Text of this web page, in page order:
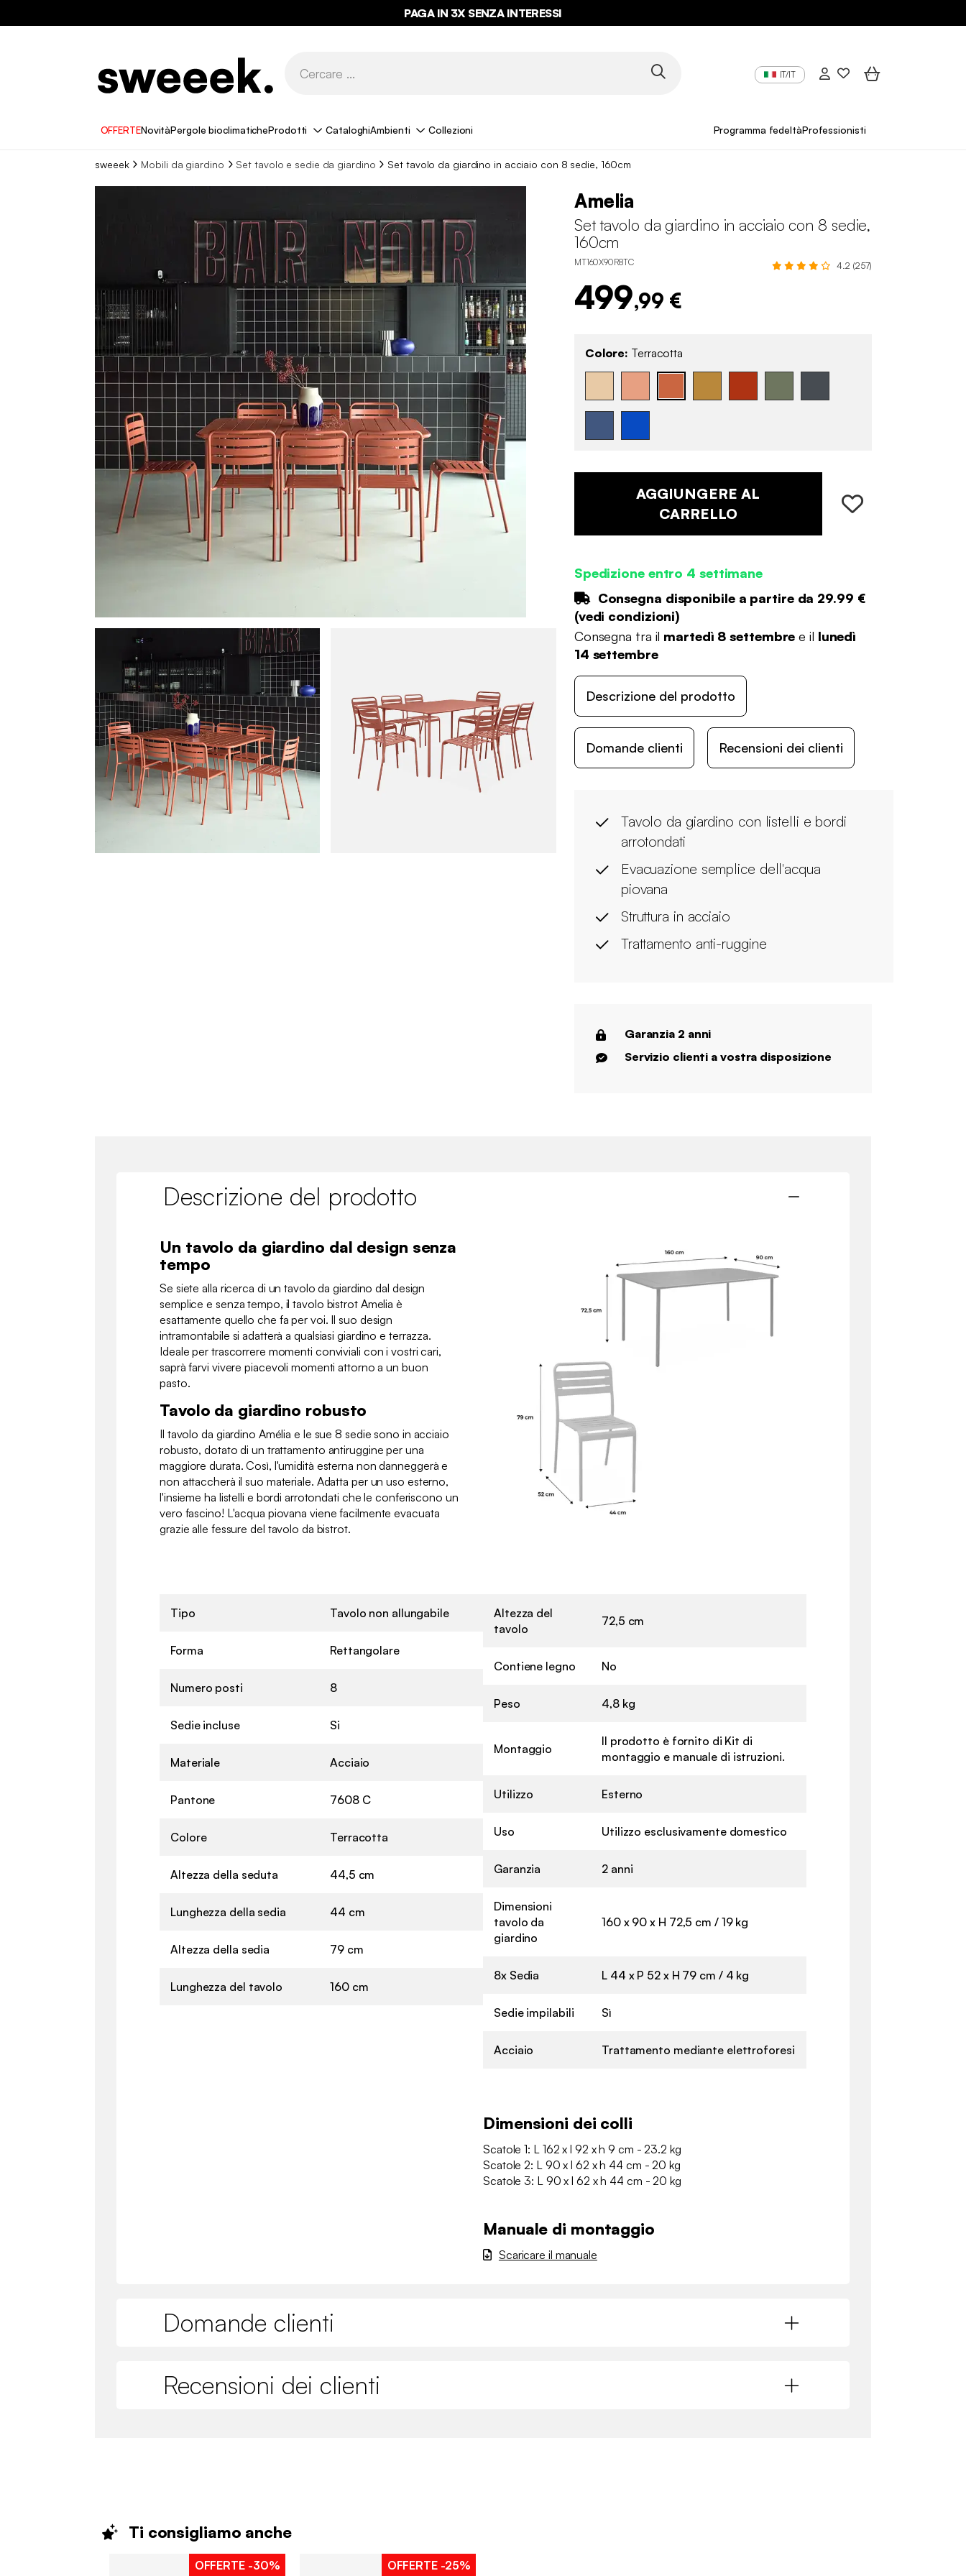
PAGA IN 3X SENZA INTERESSI
IT/IT
OFFERTENovitàPergole bioclimaticheProdotti CataloghiAmbienti Collezioni Programma fedeltàProfessionisti
sweeek Mobili da giardino Set tavolo e sedie da giardino Set tavolo da giardino in acciaio con 8 sedie, 160cm
Amelia
Set tavolo da giardino in acciaio con 8 sedie,
160cm
MT160X90R8TC 4.2 (257)
499,99 €
Colore: Terracotta
AGGIUNGERE AL
CARRELLO
Spedizione entro 4 settimane
Consegna disponibile a partire da 29.99 €
(vedi condizioni)
Consegna tra il martedì 8 settembre e il lunedì
14 settembre
Descrizione del prodotto
Domande clienti Recensioni dei clienti
Tavolo da giardino con listelli e bordi
arrotondati
Evacuazione semplice dell'acqua
piovana
Struttura in acciaio
Trattamento anti-ruggine
Garanzia 2 anni
Servizio clienti a vostra disposizione
Descrizione del prodotto
Un tavolo da giardino dal design senza
tempo
Se siete alla ricerca di un tavolo da giardino dal design
semplice e senza tempo, il tavolo bistrot Amelia è
esattamente quello che fa per voi. Il suo design
intramontabile si adatterà a qualsiasi giardino e terrazza.
Ideale per trascorrere momenti conviviali con i vostri cari,
saprà farvi vivere piacevoli momenti attorno a un buon
pasto.
Tavolo da giardino robusto
Il tavolo da giardino Amélia e le sue 8 sedie sono in acciaio
robusto, dotato di un trattamento antiruggine per una
maggiore durata. Così, l'umidità esterna non danneggerà e
non attaccherà il suo materiale. Adatta per un uso esterno,
l'insieme ha listelli e bordi arrotondati che le conferiscono un
vero fascino! L'acqua piovana viene facilmente evacuata
grazie alle fessure del tavolo da bistrot.
Tipo Tavolo non allungabile
Forma Rettangolare
Numero posti 8
Sedie incluse Si
Materiale Acciaio
Pantone 7608 C
Colore Terracotta
Altezza della seduta 44,5 cm
Lunghezza della sedia 44 cm
Altezza della sedia 79 cm
Lunghezza del tavolo 160 cm
Altezza del
tavolo
72,5 cm
Contiene legno No
Peso 4,8 kg
Montaggio
Il prodotto è fornito di Kit di
montaggio e manuale di istruzioni.
Utilizzo Esterno
Uso Utilizzo esclusivamente domestico
Garanzia 2 anni
Dimensioni
tavolo da
giardino
160 x 90 x H 72,5 cm / 19 kg
8x Sedia L 44 x P 52 x H 79 cm / 4 kg
Sedie impilabili Sì
Acciaio Trattamento mediante elettroforesi
Dimensioni dei colli
Scatole 1: L 162 x l 92 x h 9 cm - 23.2 kg
Scatole 2: L 90 x l 62 x h 44 cm - 20 kg
Scatole 3: L 90 x l 62 x h 44 cm - 20 kg
Manuale di montaggio
Scaricare il manuale
Domande clienti
Recensioni dei clienti
Ti consigliamo anche
OFFERTE -30% OFFERTE -25%